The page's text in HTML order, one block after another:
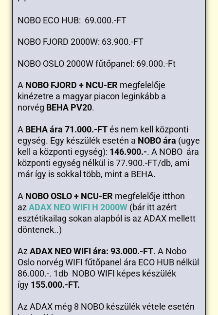
NOBO ECO HUB: 69.000.-FT
NOBO FJORD 2000W: 63.900.-FT
NOBO OSLO 2000W fűtőpanel: 69.000.-Ft
A NOBO FJORD + NCU-ER megfelelője
kinézetre a magyar piacon leginkább a
norvég BEHA PV20.
A BEHA ára 71.000.-FTés nem kell központi
egység. Egy készülék esetén a NOBO ára (ugye
kell a központi egység): 146.900.-. A NOBO ára
központi egység nélkül is 77.900.-FT/db, ami
már így is sokkal több, mint a BEHA.
A NOBO OSLO + NCU-ER megfelelője itthon
azADAX NEO WIFI H 2000W (bár itt azért
esztétikailag sokan alapból is az ADAX mellett
döntenek..)
AzADAX NEO WIFI ára: 93.000.-FT. A Nobo
Oslo norvég WIFI fűtőpanel ára ECO HUB nélkül
86.000.-. 1db NOBO WIFI képes készülék
így 155.000.-FT.
Az ADAX még 8 NOBO készülék vétele esetén